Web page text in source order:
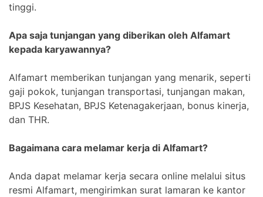
tinggi.
Apa saja tunjangan yang diberikan oleh Alfamart
kepada karyawannya?
Alfamart memberikan tunjangan yang menarik, seperti
gaji pokok, tunjangan transportasi, tunjangan makan,
BPJS Kesehatan, BPJS Ketenagakerjaan, bonus kinerja,
dan THR.
Bagaimana cara melamar kerja di Alfamart?
Anda dapat melamar kerja secara online melalui situs
resmi Alfamart, mengirimkan surat lamaran ke kantor